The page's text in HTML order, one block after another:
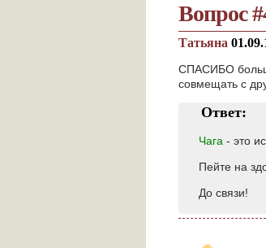
Вопрос
Татьяна
СПАСИБО
совмещать с
Ответ:
Чага - это
Пейте на
До связи!